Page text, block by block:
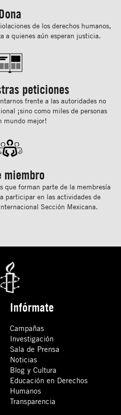
de los derechos humanos,
a quienes aún esperan justicia.
peticiones
frente a las autoridades no
¡sino como miles de personas
mundo mejor!
miembro
que forman parte de la membresía
participar en las actividades de
Sección Mexicana.
Infórmate
Campañas
Investigación
Sala de Prensa
Noticias
Blog y Cultura
Educación en Derechos
Humanos
Transparencia